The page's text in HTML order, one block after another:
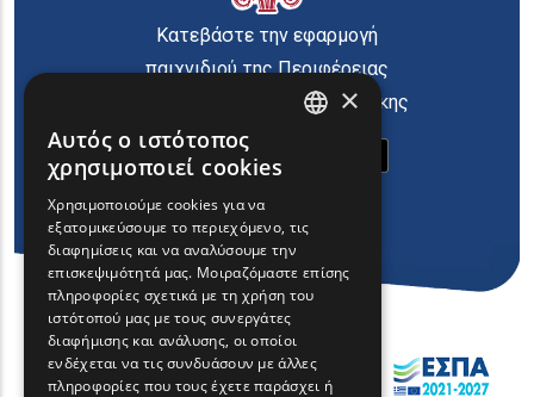
Κατεβάστε την εφαρμογή
παιχνιδιού της Περιφέρειας
Ανατολικής Μακεδονίας Θράκης
FRENCH
BULGARIAN
ROMANIAN
TURKISH
×
Αυτός ο ιστότοπος
χρησιμοποιεί cookies
Χρησιμοποιούμε cookies για να
εξατομικεύσουμε το περιεχόμενο, τις
διαφημίσεις και να αναλύσουμε την
επισκεψιμότητά μας. Μοιραζόμαστε επίσης
πληροφορίες σχετικά με τη χρήση του
ιστότοπού μας με τους συνεργάτες
διαφήμισης και ανάλυσης, οι οποίοι
ενδέχεται να τις συνδυάσουν με άλλες
πληροφορίες που τους έχετε παράσχει ή